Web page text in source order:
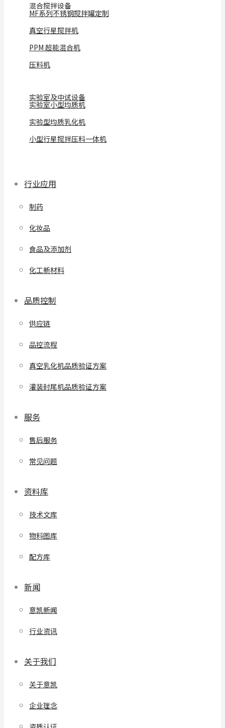
混合搅拌设备
MF系列不锈钢搅拌罐定制
真空行星搅拌机
PPM 超能混合机
压料机
实验室及中试设备
实验室小型均质机
实验型均质乳化机
小型行星搅拌压料一体机
行业应用
制药
化妆品
食品及添加剂
化工新材料
品质控制
供应链
品控流程
真空乳化机品质验证方案
灌装封尾机品质验证方案
服务
售后服务
常见问题
资料库
技术文库
物料图库
配方库
新闻
意凯新闻
行业资讯
关于我们
关于意凯
企业理念